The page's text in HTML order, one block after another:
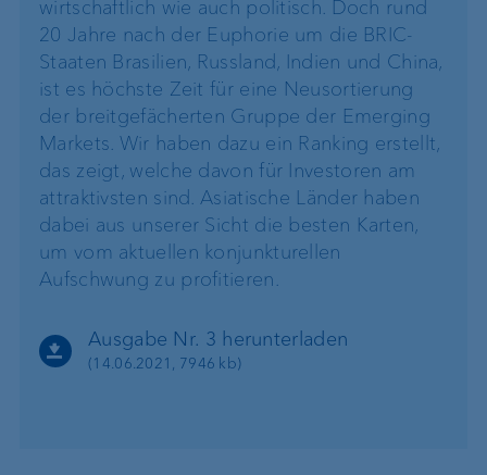
wirtschaftlich wie auch politisch. Doch rund
20 Jahre nach der Euphorie um die BRIC-
Staaten Brasilien, Russland, Indien und China,
ist es höchste Zeit für eine Neusortierung
der breitgefächerten Gruppe der Emerging
Markets. Wir haben dazu ein Ranking erstellt,
das zeigt, welche davon für Investoren am
attraktivsten sind. Asiatische Länder haben
dabei aus unserer Sicht die besten Karten,
um vom aktuellen konjunkturellen
Aufschwung zu profitieren.
Ausgabe Nr. 3 herunterladen
(14.06.2021, 7946 kb)